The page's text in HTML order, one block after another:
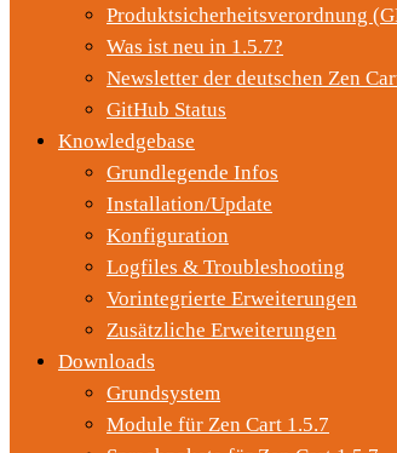
Produktsicherheitsverordnung
Was ist neu in 1.5.7?
Newsletter der deutschen Zen
GitHub Status
Knowledgebase
Grundlegende Infos
Installation/Update
Konfiguration
Logfiles & Troubleshooting
Vorintegrierte Erweiterungen
Zusätzliche Erweiterungen
Downloads
Grundsystem
Module für Zen Cart 1.5.7